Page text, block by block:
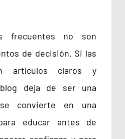
frecuentes no son
de decisión. Si las
artículos claros y
deja de ser una
convierte en una
educar antes de